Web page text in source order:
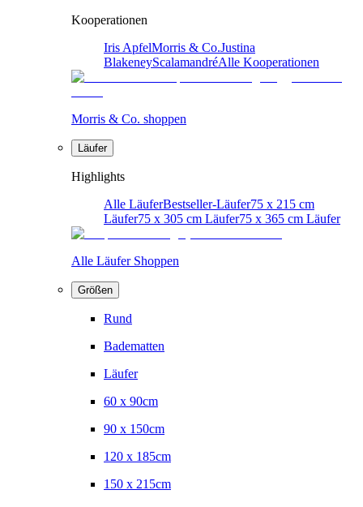
Kooperationen
Iris ApfelMorris & Co.Justina
BlakeneyScalamandréAlle Kooperationen
Morris & Co. shoppen
Läufer
Highlights
Alle LäuferBestseller-Läufer75 x 215 cm
Läufer75 x 305 cm Läufer75 x 365 cm Läufer
Alle Läufer Shoppen
Größen
Rund
Badematten
Läufer
60 x 90cm
90 x 150cm
120 x 185cm
150 x 215cm